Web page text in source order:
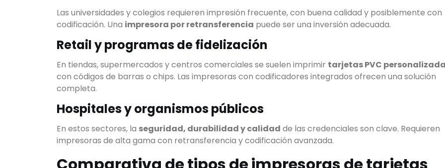
Las universidades y colegios requieren impresión frecuente, con buena calidad y posiblemente con
codificación. Una impresora por retransferencia puede ser una inversión adecuada.
Retail y programas de fidelización
En tiendas, supermercados y centros comerciales se suelen imprimir tarjetas PVC
con códigos de barras o chips. Las impresoras con codificadores integrados ofrecen una solución
completa.
Hospitales y organismos públicos
En estos sectores, la seguridad, durabilidad y calidad de las credenciales son clave. Requieren
impresoras de alta gama con retransferencia y codificación avanzada.